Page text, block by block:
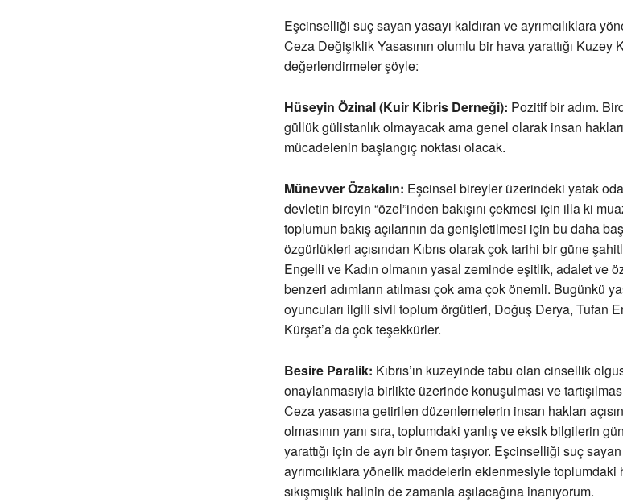
Eşcinselliği suç sayan yasayı kaldıran ve ayrımcılıklara
Ceza Değişiklik Yasasının olumlu bir hava yarattığı Kuzey
değerlendirmeler şöyle:
Hüseyin Özinal (Kuir Kibris Derneği): Pozitif bir adım.
güllük gülistanlık olmayacak ama genel olarak insan
mücadelenin başlangıç noktası olacak.
Münevver Özakalın: Eşcinsel bireyler üzerindeki yatak
devletin bireyin “özel”inden bakışını çekmesi için illa ki
toplumun bakış açılarının da genişletilmesi için bu daha
özgürlükleri açısından Kıbrıs olarak çok tarihi bir güne
Engelli ve Kadın olmanın yasal zeminde eşitlik, adalet ve
benzeri adımların atılması çok ama çok önemli. Bugünkü
oyuncuları ilgili sivil toplum örgütleri, Doğuş Derya, Tufan
Kürşat’a da çok teşekkürler.
Besire Paralik: Kıbrıs’ın kuzeyinde tabu olan cinsellik
onaylanmasıyla birlikte üzerinde konuşulması ve
Ceza yasasına getirilen düzenlemelerin insan hakları
olmasının yanı sıra, toplumdaki yanlış ve eksik bilgilerin
yarattığı için de ayrı bir önem taşıyor. Eşcinselliği suç sayan
ayrımcılıklara yönelik maddelerin eklenmesiyle toplumdaki
sıkışmışlık halinin de zamanla aşılacağına inanıyorum.